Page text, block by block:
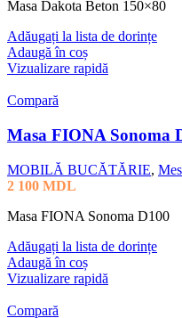
Masa Dakota Beton 150×80
Adăugați la lista de dorințe
Adaugă în coș
Vizualizare rapidă
Compară
Masa FIONA Sonoma
MOBILĂ BUCĂTĂRIE,
2 100 MDL
Masa FIONA Sonoma D100
Adăugați la lista de dorințe
Adaugă în coș
Vizualizare rapidă
Compară